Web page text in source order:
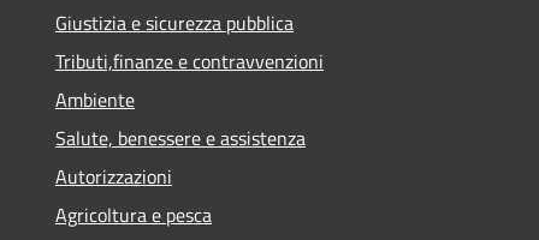
Giustizia e sicurezza pubblica
Tributi,finanze e contravvenzioni
Ambiente
Salute, benessere e assistenza
Autorizzazioni
Agricoltura e pesca